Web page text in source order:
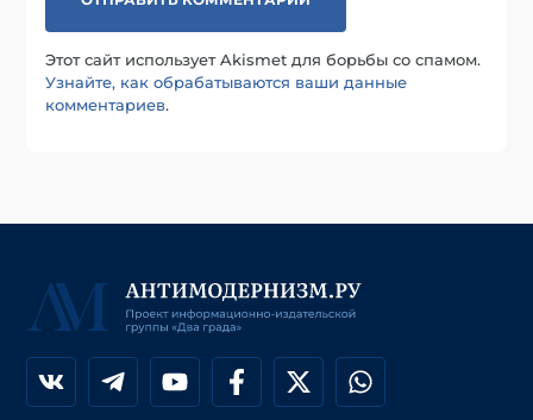
Этот сайт использует Akismet для борьбы со спамом.
Узнайте, как обрабатываются ваши данные
комментариев.